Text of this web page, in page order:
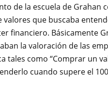
de la escuela de Grahan
valores que buscaba
financiero. Básicamente
la valoración de las
tales como “Comprar un
cuando supere el